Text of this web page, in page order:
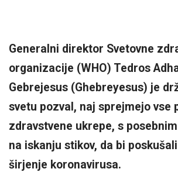
Generalni direktor Svetovne
organizacije (WHO) Tedros
Gebrejesus (Ghebreyesus) je
svetu pozval, naj sprejmejo vse
zdravstvene ukrepe, s
na iskanju stikov, da bi
širjenje koronavirusa.